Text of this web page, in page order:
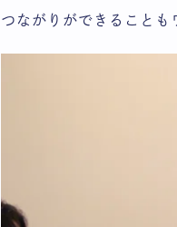
つながりができることも